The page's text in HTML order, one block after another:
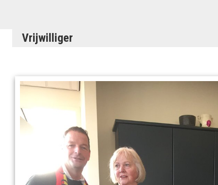
Vrijwilliger